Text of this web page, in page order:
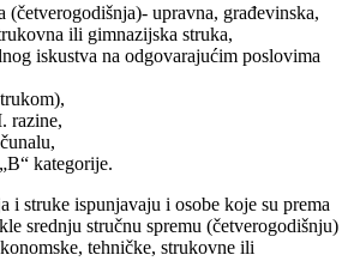
(četverogodišnja)- upravna, građevinska,
ili gimnazijska struka,
iskustva na odgovarajućim poslovima
razine,
kategorije.
i struke ispunjavaju i osobe koje su prema
srednju stručnu spremu (četverogodišnju)
tehničke, strukovne ili